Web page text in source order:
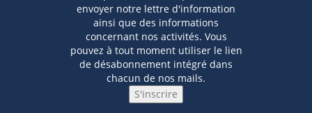
envoyer notre lettre d'information
ainsi que des informations
concernant nos activités. Vous
pouvez à tout moment utiliser le lien
de désabonnement intégré dans
chacun de nos mails.